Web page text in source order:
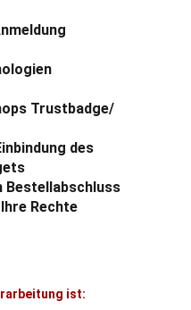
Trustbadge/
des
Bestellabschluss
Rechte
ist: